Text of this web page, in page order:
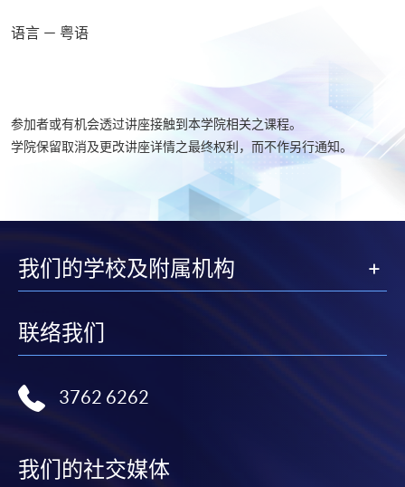
语言 － 粤语
参加者或有机会透过讲座接触到本学院相关之课程。
学院保留取消及更改讲座详情之最终权利，而不作另行通知。
我们的学校及附属机构
联络我们
3762 6262
我们的社交媒体